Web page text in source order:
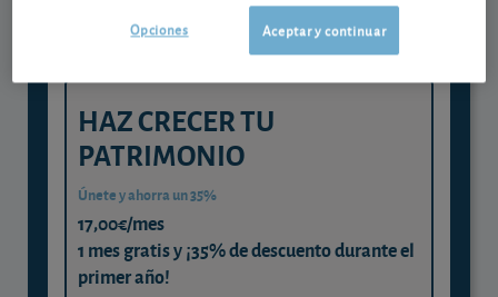
HAZ CRECER TU
PATRIMONIO
Únete y ahorra un 35%
17,00€/mes
1 mes gratis y ¡35% de descuento durante el
primer año!
Aceptar y continuar
Opciones